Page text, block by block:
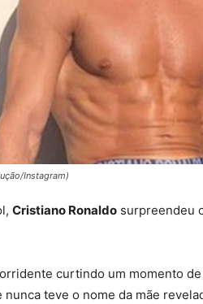
Instagram)
Cristiano Ronaldo surpreendeu
curtindo um momento
nunca teve o nome da mãe